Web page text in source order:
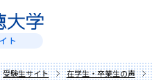
受験生サイト 在学生・卒業生の声